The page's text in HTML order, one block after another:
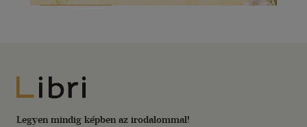
Libri
Legyen mindig képben az irodalommal!